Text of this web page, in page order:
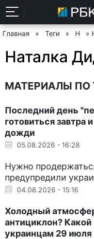
Главная » Теги » Н »
Наталка
МАТЕРИАЛЫ ПО
Последний день
готовиться завтра
дожди
05.08.2026 - 16:28
Нужно
предупредили
04.08.2026 - 15:16
Холодный
антициклон?
украинцам 29 июля